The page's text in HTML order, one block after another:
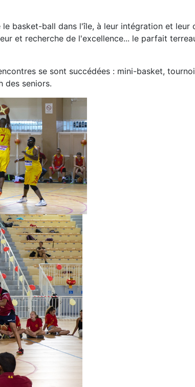
basket-ball dans l'île, à leur intégration et
et recherche de l'excellence... le parfait
se sont succédées : mini-basket,
des seniors.